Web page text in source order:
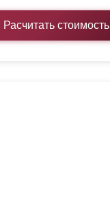
Расчитать стоимость